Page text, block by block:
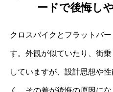
ードで後悔し
クロスバイクとフラットバ
す。外観が似ていたり、街
していますが、設計思想や